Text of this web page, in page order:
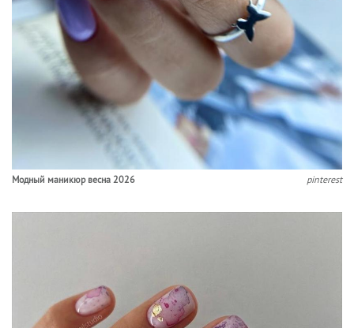
Модный маникюр весна 2026 pinterest